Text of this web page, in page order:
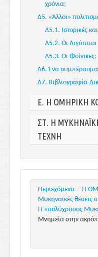
χρόνια;
Δ5. «Άλλοι»
Δ5.1. Ιστορικές
Δ5.2. Οι Αιγύπτιοι
Δ5.3. Οι Φοίνικες:
Δ6. Ένα
Δ7. Βιβλιογραφία-
Ε. Η ΟΜΗΡΙΚΗ
Ε1. Εισαγωγή
Ε2. Η μυκηναϊκή
Ε2.1. Το ανάκτορο
Ε2.2. Οι
Ε2.4. Η μυκηναϊκή
τοιχογραφίες
Ε3. Η κοινωνία των
Ε3.1.
ΣΤ. Η
ΤΕΧΝΗ
ΣΤ2. Η Μυκηναϊκή
ΣΤ2.1.
ΣΤ2.2. Kεραμική
ΣΤ2.3.
ΣΤ2.4. Πλαστική
ΣΤ2.5. Σφραγίδες
ΣΤ2.6. Άλλες
Περιεχόμενα / Η
Μυκηναϊκές θέσεις
Η «πολύχρυσος
Μνημεία στην